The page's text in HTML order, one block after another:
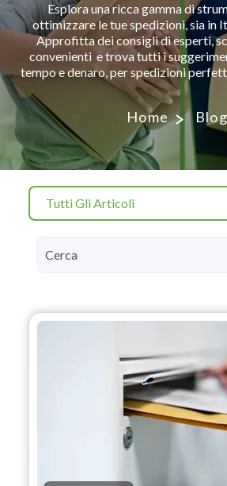
Esplora una ricca gamma di
ottimizzare le tue spedizioni, sia in
Approfitta dei consigli di esperti,
convenienti e trova tutti i
tempo e denaro, per spedizioni
Home
Tutti Gli Articoli